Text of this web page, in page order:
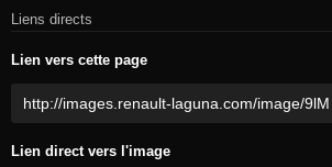
Liens directs
Lien vers cette page
Lien direct vers l'image